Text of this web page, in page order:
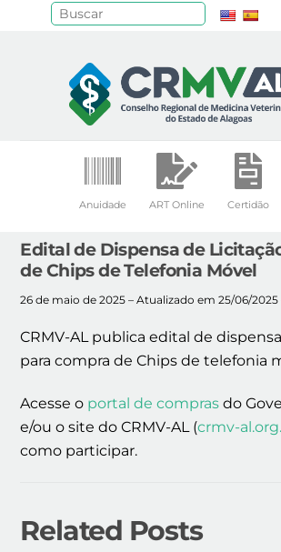
Anuidade ART Online Certidão
Edital de Dispensa de
de Chips de Telefonia Móvel
26 de maio de 2025 – Atualizado em 25/06/
CRMV-AL publica edital de
para compra de Chips de telefonia
Acesse o portal de compras do
e/ou o site do CRMV-AL (crmv-
como participar.
Related Posts